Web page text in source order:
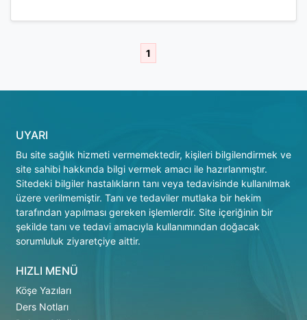
1
UYARI
Bu site sağlık hizmeti vermemektedir, kişileri bilgilendirmek ve
site sahibi hakkında bilgi vermek amacı ile hazırlanmıştır.
Sitedeki bilgiler hastalıkların tanı veya tedavisinde kullanılmak
üzere verilmemiştir. Tanı ve tedaviler mutlaka bir hekim
tarafından yapılması gereken işlemlerdir. Site içeriğinin bir
şekilde tanı ve tedavi amacıyla kullanımından doğacak
sorumluluk ziyaretçiye aittir.
HIZLI MENÜ
Köşe Yazıları
Ders Notları